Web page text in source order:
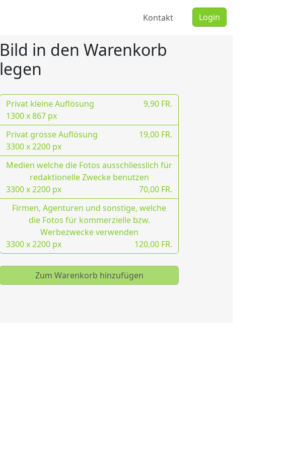
Kontakt Login
Bild in den Warenkorb
legen
Privat kleine Auflösung
9,90 FR.
1300 x 867 px
Privat grosse Auflösung
19,00 FR.
3300 x 2200 px
Medien welche die Fotos ausschliesslich für
redaktionelle Zwecke benutzen
70,00 FR.
3300 x 2200 px
Firmen, Agenturen und sonstige, welche
die Fotos für kommerzielle bzw.
Werbezwecke verwenden
120,00 FR.
3300 x 2200 px
Zum Warenkorb hinzufügen